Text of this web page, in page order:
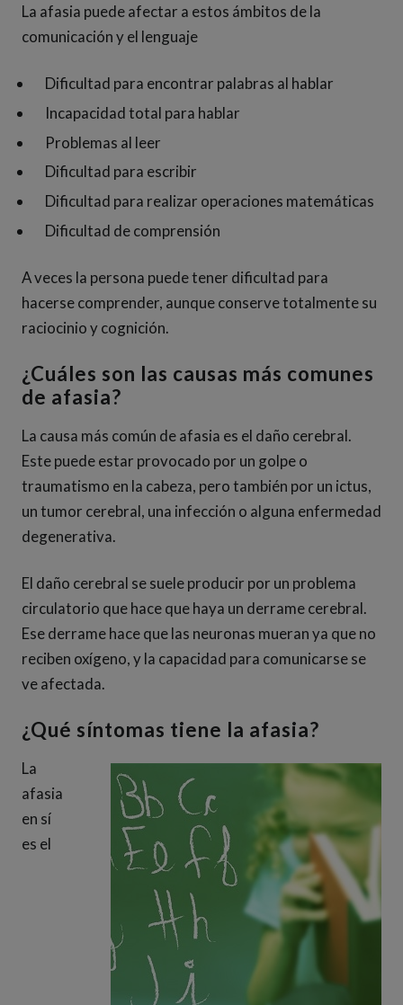
La afasia puede afectar a estos ámbitos de la
comunicación y el lenguaje
Dificultad para encontrar palabras al hablar
Incapacidad total para hablar
Problemas al leer
Dificultad para escribir
Dificultad para realizar operaciones matemáticas
Dificultad de comprensión
A veces la persona puede tener dificultad para
hacerse comprender, aunque conserve totalmente su
raciocinio y cognición.
¿Cuáles son las causas más comunes
de afasia?
La causa más común de afasia es el daño cerebral.
Este puede estar provocado por un golpe o
traumatismo en la cabeza, pero también por un ictus,
un tumor cerebral, una infección o alguna enfermedad
degenerativa.
El daño cerebral se suele producir por un problema
circulatorio que hace que haya un derrame cerebral.
Ese derrame hace que las neuronas mueran ya que no
reciben oxígeno, y la capacidad para comunicarse se
ve afectada.
¿Qué síntomas tiene la afasia?
La
afasia
en sí
es el